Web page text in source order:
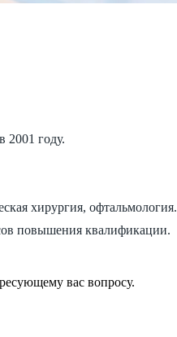
2001 году.
хирургия, офтальмология.
повышения квалификации.
вас вопросу.